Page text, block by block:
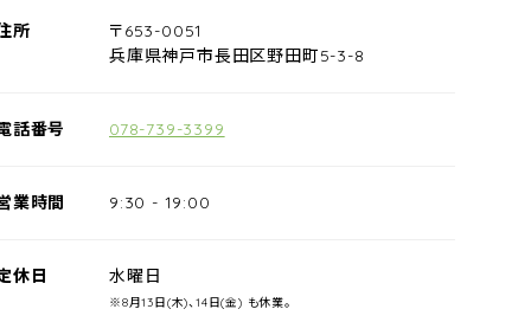
所
〒653-0051
兵庫県神戸市長田区野田町5-3-8
話番号 078-739-3399
業時間 9:30 - 19:00
休日 水曜日
※8月13日(木)、14日(金) も休業。